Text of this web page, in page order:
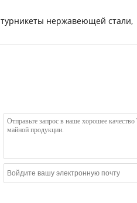
турникеты нержавеющей стали,